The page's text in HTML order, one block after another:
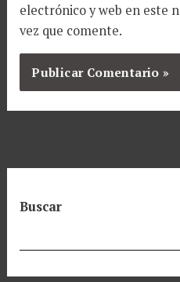
electrónico y web en este
vez que comente.
Buscar